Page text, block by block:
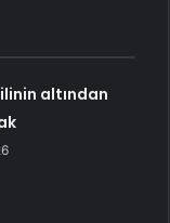
ilinin altından